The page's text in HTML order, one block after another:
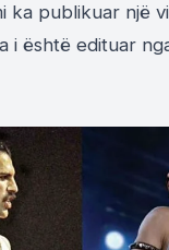
ka publikuar një
i është edituar